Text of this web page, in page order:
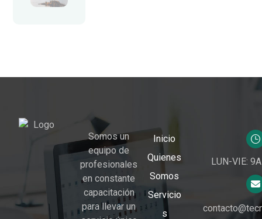
Somos un
equipo de
profesionales
en constante
capacitación
para llevar un
Inicio
Quienes
Somos
Servicio
s
LUN-VIE: